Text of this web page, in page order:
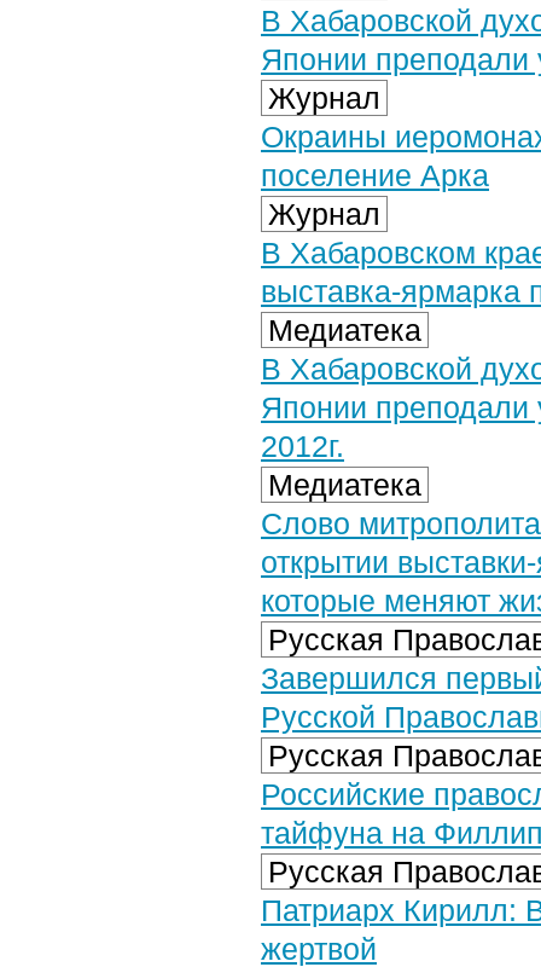
В Хабаровской
Японии преподали
Журнал
Окраины
поселение Арка
Журнал
В Хабаровском
выставка-ярмарка
Медиатека
В Хабаровской
Японии преподали
2012г.
Медиатека
Слово
открытии
которые меняют
Русская
Завершился
Русской
Русская
Российские
тайфуна на
Русская
Патриарх Кирилл:
жертвой